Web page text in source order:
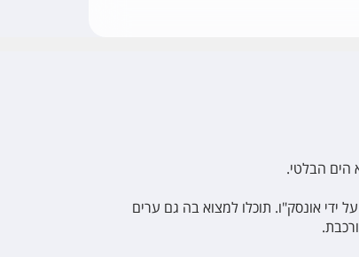
הים הבלטי.
ידי אונסק"ו. תוכלו למצוא בה גם ערים